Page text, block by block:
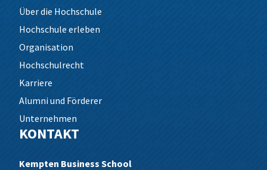
Über die Hochschule
Hochschule erleben
Organisation
Hochschulrecht
Karriere
Alumni und Förderer
Unternehmen
KONTAKT
Kempten Business School